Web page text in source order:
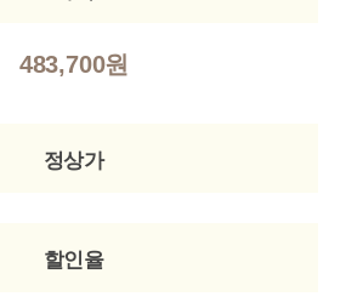
483,700원
정상가
할인율